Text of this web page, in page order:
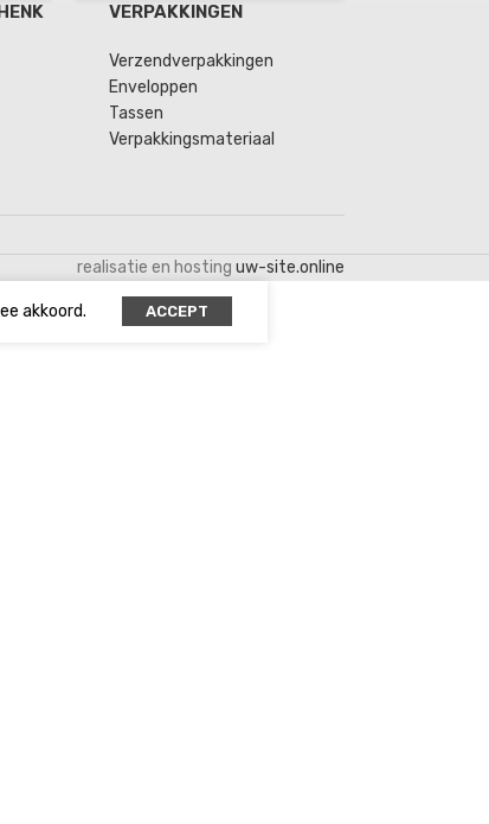
VERPAKKINGEN
Verzendverpakkingen
Enveloppen
Tassen
Verpakkingsmateriaal
realisatie en hosting uw-site.online
akkoord. ACCEPT